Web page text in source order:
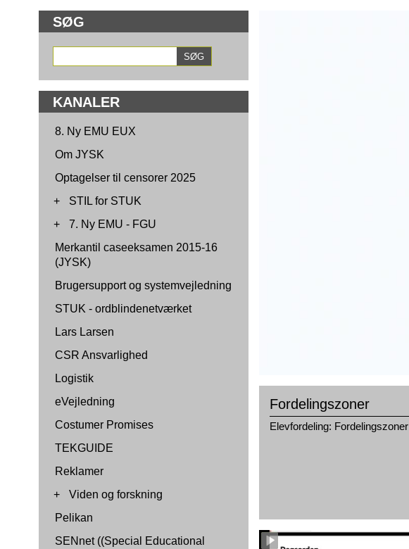
SØG
KANALER
8. Ny EMU EUX
Om JYSK
Optagelser til censorer 2025
+
STIL for STUK
+
7. Ny EMU - FGU
Merkantil caseeksamen 2015-16
(JYSK)
Brugersupport og systemvejledning
STUK - ordblindenetværket
Lars Larsen
CSR Ansvarlighed
Logistik
eVejledning
Costumer Promises
TEKGUIDE
Reklamer
+
Viden og forskning
Pelikan
SENnet ((Special Educational
Fordelingszoner
Elevfordeling: Fordelingszoner